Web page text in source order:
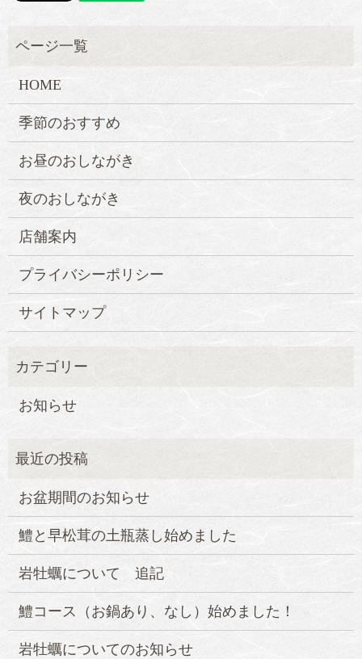
HOME
季節のおすすめ
お昼のおしながき
夜のおしながき
店舗案内
プライバシーポリシー
サイトマップ
お知らせ
お盆期間のお知らせ
鱧と早松茸の土瓶蒸し始めました
岩牡蠣について 追記
鱧コース（お鍋あり、なし）始めました！
岩牡蠣についてのお知らせ